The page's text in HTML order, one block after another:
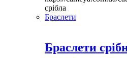
срібла
Браслети
Браслети